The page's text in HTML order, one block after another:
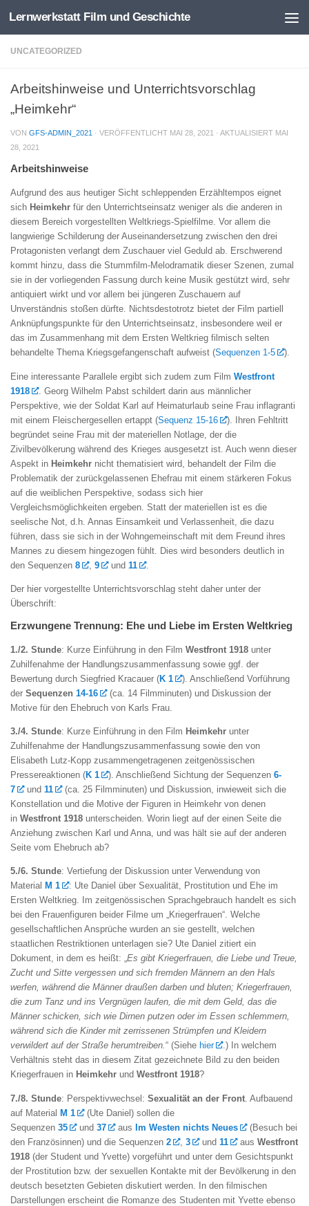
Zum Inhalt springen
Lernwerkstatt Film und Geschichte
UNCATEGORIZED
Arbeitshinweise und Unterrichtsvorschlag
„Heimkehr“
VON GFS-ADMIN_2021 · VERÖFFENTLICHT MAI 28, 2021 · AKTUALISIERT MAI
28, 2021
Arbeitshinweise
Aufgrund des aus heutiger Sicht schleppenden Erzähltempos eignet
sich Heimkehr für den Unterrichtseinsatz weniger als die anderen in
diesem Bereich vorgestellten Weltkriegs-Spielfilme. Vor allem die
langwierige Schilderung der Auseinandersetzung zwischen den drei
Protagonisten verlangt dem Zuschauer viel Geduld ab. Erschwerend
kommt hinzu, dass die Stummfilm-Melodramatik dieser Szenen, zumal
sie in der vorliegenden Fassung durch keine Musik gestützt wird, sehr
antiquiert wirkt und vor allem bei jüngeren Zuschauern auf
Unverständnis stoßen dürfte. Nichtsdestotrotz bietet der Film partiell
Anknüpfungspunkte für den Unterrichtseinsatz, insbesondere weil er
das im Zusammenhang mit dem Ersten Weltkrieg filmisch selten
behandelte Thema Kriegsgefangenschaft aufweist (Sequenzen 1-5 ).
Eine interessante Parallele ergibt sich zudem zum Film Westfront
1918
. Georg Wilhelm Pabst schildert darin aus männlicher
Perspektive, wie der Soldat Karl auf Heimaturlaub seine Frau inflagranti
mit einem Fleischergesellen ertappt (Sequenz 15-16
). Ihren Fehltritt
begründet seine Frau mit der materiellen Notlage, der die
Zivilbevölkerung während des Krieges ausgesetzt ist. Auch wenn dieser
Aspekt in Heimkehr nicht thematisiert wird, behandelt der Film die
Problematik der zurückgelassenen Ehefrau mit einem stärkeren Fokus
auf die weiblichen Perspektive, sodass sich hier
Vergleichsmöglichkeiten ergeben. Statt der materiellen ist es die
seelische Not, d.h. Annas Einsamkeit und Verlassenheit, die dazu
führen, dass sie sich in der Wohngemeinschaft mit dem Freund ihres
Mannes zu diesem hingezogen fühlt. Dies wird besonders deutlich in
den Sequenzen 8 ,9 und11 .
Der hier vorgestellte Unterrichtsvorschlag steht daher unter der
Überschrift:
Erzwungene Trennung: Ehe und Liebe im Ersten Weltkrieg
1./2. Stunde: Kurze Einführung in den Film Westfront 1918 unter
Zuhilfenahme der Handlungszusammenfassung sowie ggf. der
Bewertung durch Siegfried Kracauer (K 1
). Anschließend Vorführung
der Sequenzen 14-16
(ca. 14 Filmminuten) und Diskussion der
Motive für den Ehebruch von Karls Frau.
3./4. Stunde: Kurze Einführung in den Film Heimkehr unter
Zuhilfenahme der Handlungszusammenfassung sowie den von
Elisabeth Lutz-Kopp zusammengetragenen zeitgenössischen
Pressereaktionen (K 1 ). Anschließend Sichtung der Sequenzen6-
7
und11
(ca. 25 Filmminuten) und Diskussion, inwieweit sich die
Konstellation und die Motive der Figuren in Heimkehr von denen
in Westfront 1918 unterscheiden. Worin liegt auf der einen Seite die
Anziehung zwischen Karl und Anna, und was hält sie auf der anderen
Seite vom Ehebruch ab?
5./6. Stunde: Vertiefung der Diskussion unter Verwendung von
Material M 1
: Ute Daniel über Sexualität, Prostitution und Ehe im
Ersten Weltkrieg. Im zeitgenössischen Sprachgebrauch handelt es sich
bei den Frauenfiguren beider Filme um „Kriegerfrauen“. Welche
gesellschaftlichen Ansprüche wurden an sie gestellt, welchen
staatlichen Restriktionen unterlagen sie? Ute Daniel zitiert ein
Dokument, in dem es heißt: „Es gibt Kriegerfrauen, die Liebe und Treue,
Zucht und Sitte vergessen und sich fremden Männern an den Hals
werfen, während die Männer draußen darben und bluten; Kriegerfrauen,
die zum Tanz und ins Vergnügen laufen, die mit dem Geld, das die
Männer schicken, sich wie Dirnen putzen oder im Essen schlemmern,
während sich die Kinder mit zerrissenen Strümpfen und Kleidern
verwildert auf der Straße herumtreiben.“ (Siehe hier
.) In welchem
Verhältnis steht das in diesem Zitat gezeichnete Bild zu den beiden
Kriegerfrauen in Heimkehr und Westfront 1918?
7./8. Stunde: Perspektivwechsel: Sexualität an der Front . Aufbauend
auf Material M 1
(Ute Daniel) sollen die
Sequenzen 35 und37 ausIm Westen nichts Neues
(Besuch bei
den Französinnen) und die Sequenzen 2 ,3 und11 ausWestfront
1918 (der Student und Yvette) vorgeführt und unter dem Gesichtspunkt
der Prostitution bzw. der sexuellen Kontakte mit der Bevölkerung in den
deutsch besetzten Gebieten diskutiert werden. In den filmischen
Darstellungen erscheint die Romanze des Studenten mit Yvette ebenso